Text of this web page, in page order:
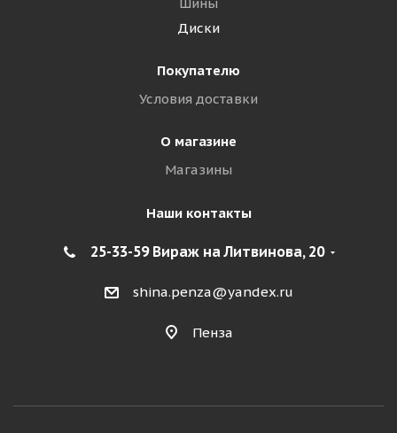
Диски
Покупателю
Условия доставки
О магазине
Магазины
Наши контакты
25-33-59 Вираж на Литвинова, 20
shina.penza@yandex.ru
Пенза